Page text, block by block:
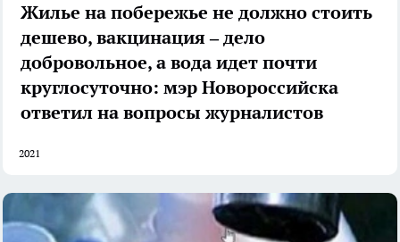
Жилье на побережье не должно стоить
дешево, вакцинация – дело
добровольное, а вода идет почти
круглосуточно: мэр Новороссийска
ответил на вопросы журналистов
2021